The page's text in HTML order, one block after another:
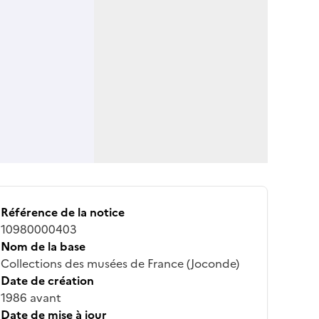
Référence de la notice
10980000403
Nom de la base
Collections des musées de France (Joconde)
Date de création
1986 avant
Date de mise à jour